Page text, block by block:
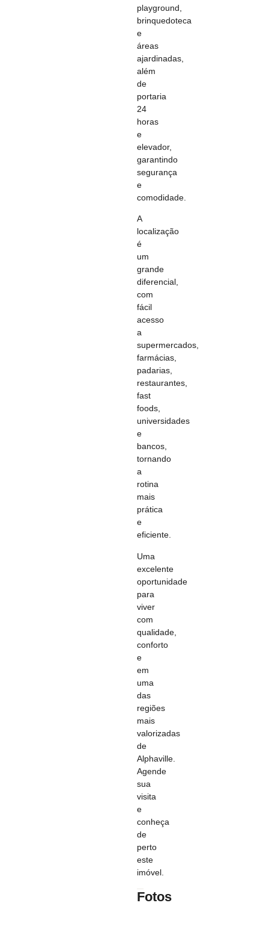
playground,
brinquedoteca
e
áreas
ajardinadas,
além
de
portaria
24
horas
e
elevador,
garantindo
segurança
e
comodidade.
A
localização
é
um
grande
diferencial,
com
fácil
acesso
a
supermercados,
farmácias,
padarias,
restaurantes,
fast
foods,
universidades
e
bancos,
tornando
a
rotina
mais
prática
e
eficiente.
Uma
excelente
oportunidade
para
viver
com
qualidade,
conforto
e
em
uma
das
regiões
mais
valorizadas
de
Alphaville.
Agende
sua
visita
e
conheça
de
perto
este
imóvel.
Fotos